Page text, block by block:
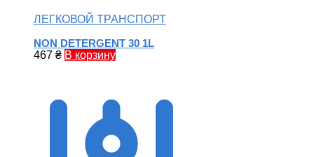
ЛЕГКОВОЙ ТРАНСПОРТ
NON DETERGENT 30 1L
467 ₴ В корзину